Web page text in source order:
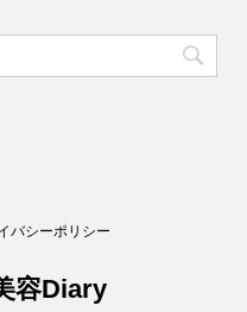
バシーポリシー
容Diary